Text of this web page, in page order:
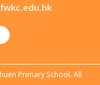
Primary School. All